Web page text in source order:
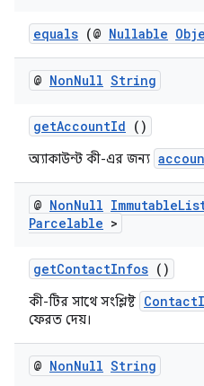
equals (@ Nullable
@ NonNull String
getAccountId ()
অ্যাকাউন্ট কী-এর জন্য
@ NonNull Immutable
Parcelable >
getContactInfos ()
কী-টির সাথে সংশ্লিষ্ট
ফেরত দেয়।
@ NonNull String